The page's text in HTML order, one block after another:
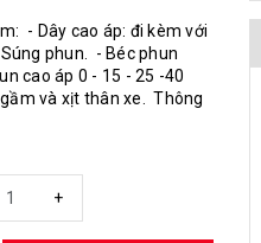
- Dây cao áp: đi kèm với
phun. - Béc phun
cao áp 0 - 15 - 25 -40
và xịt thân xe. Thông
+